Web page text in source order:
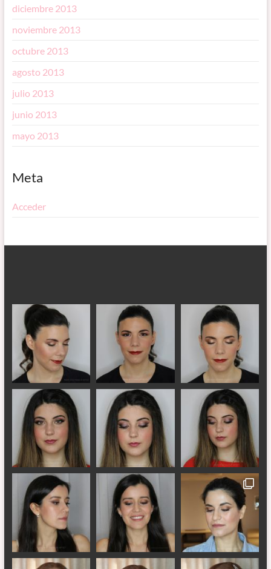
diciembre 2013
noviembre 2013
octubre 2013
agosto 2013
julio 2013
junio 2013
mayo 2013
Meta
Acceder